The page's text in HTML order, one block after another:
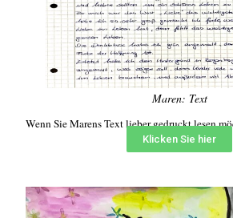
Maren: Text
Wenn Sie Marens Text lieber gedruckt lesen
Klicken Sie hier